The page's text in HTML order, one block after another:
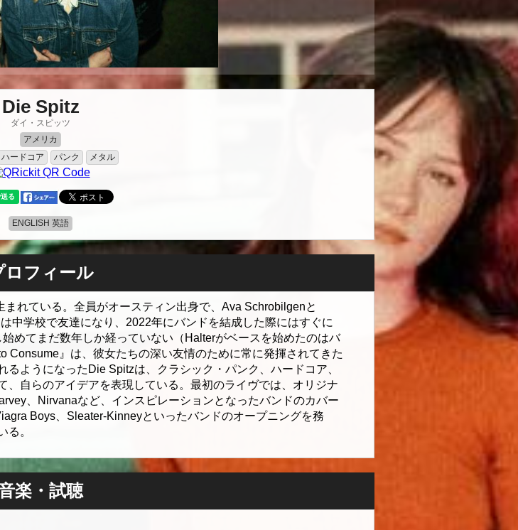
Die Spitz
ダイ・スピッツ
アメリカ
ハードコア パンク メタル
ENGLISH 英語
ロフィール
れている。全員がオースティン出身で、Ava Schrobilgenと
中学校で友達になり、2022年にバンドを結成した際にはすぐに
めてまだ数年しか経っていない（Halterがベースを始めたのはバ
Consume』は、彼女たちの深い友情のために常に発揮されてきた
ようになったDie Spitzは、クラシック・パンク、ハードコア、
、自らのアイデアを表現している。最初のライヴでは、オリジナ
、Nirvanaなど、インスピレーションとなったバンドのカバー
Boys、Sleater-Kinneyといったバンドのオープニングを務
る。
楽・試聴